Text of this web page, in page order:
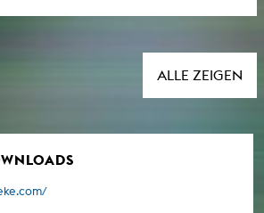
ALLE ZEIGEN